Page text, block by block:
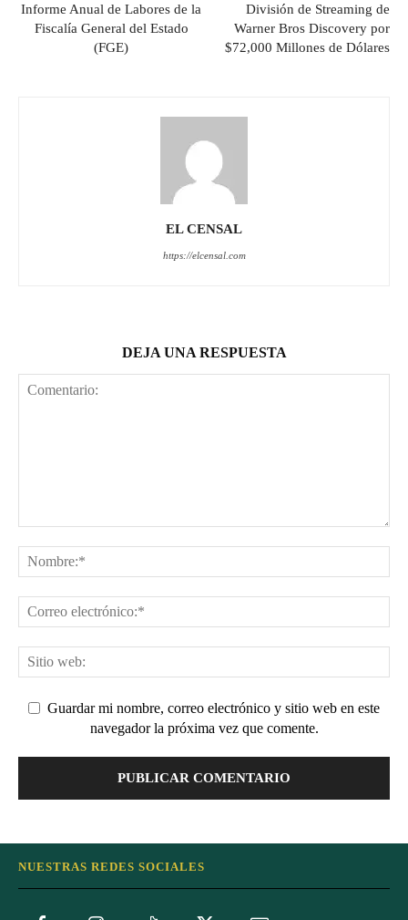
Informe Anual de Labores de la
Fiscalía General del Estado
(FGE)
División de Streaming de
Warner Bros Discovery por
$72,000 Millones de Dólares
EL CENSAL
https://elcensal.com
DEJA UNA RESPUESTA
Guardar mi nombre, correo electrónico y sitio web en este
navegador la próxima vez que comente.
NUESTRAS REDES SOCIALES